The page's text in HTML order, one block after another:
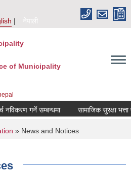
नेपाली
of Municipality
गर्ने सम्बन्धमा
» News and Notices